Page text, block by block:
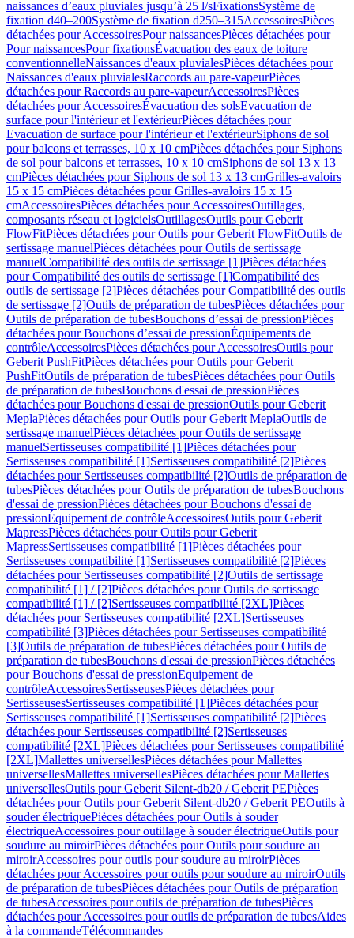
naissances d’eaux pluviales jusqu’à 25 l/sFixationsSystème de
fixation d40–200Système de fixation d250–315AccessoiresPièces
détachées pour AccessoiresPour naissancesPièces détachées pour
Pour naissancesPour fixationsÉvacuation des eaux de toiture
conventionnelleNaissances d'eaux pluvialesPièces détachées pour
Naissances d'eaux pluvialesRaccords au pare-vapeurPièces
détachées pour Raccords au pare-vapeurAccessoiresPièces
détachées pour AccessoiresÉvacuation des solsEvacuation de
surface pour l'intérieur et l'extérieurPièces détachées pour
Evacuation de surface pour l'intérieur et l'extérieurSiphons de sol
pour balcons et terrasses, 10 x 10 cmPièces détachées pour Siphons
de sol pour balcons et terrasses, 10 x 10 cmSiphons de sol 13 x 13
cmPièces détachées pour Siphons de sol 13 x 13 cmGrilles-avaloirs
15 x 15 cmPièces détachées pour Grilles-avaloirs 15 x 15
cmAccessoiresPièces détachées pour AccessoiresOutillages,
composants réseau et logicielsOutillagesOutils pour Geberit
FlowFitPièces détachées pour Outils pour Geberit FlowFitOutils de
sertissage manuelPièces détachées pour Outils de sertissage
manuelCompatibilité des outils de sertissage [1]Pièces détachées
pour Compatibilité des outils de sertissage [1]Compatibilité des
outils de sertissage [2]Pièces détachées pour Compatibilité des outils
de sertissage [2]Outils de préparation de tubesPièces détachées pour
Outils de préparation de tubesBouchons d’essai de pressionPièces
détachées pour Bouchons d’essai de pressionÉquipements de
contrôleAccessoiresPièces détachées pour AccessoiresOutils pour
Geberit PushFitPièces détachées pour Outils pour Geberit
PushFitOutils de préparation de tubesPièces détachées pour Outils
de préparation de tubesBouchons d'essai de pressionPièces
détachées pour Bouchons d'essai de pressionOutils pour Geberit
MeplaPièces détachées pour Outils pour Geberit MeplaOutils de
sertissage manuelPièces détachées pour Outils de sertissage
manuelSertisseuses compatibilité [1]Pièces détachées pour
Sertisseuses compatibilité [1]Sertisseuses compatibilité [2]Pièces
détachées pour Sertisseuses compatibilité [2]Outils de préparation de
tubesPièces détachées pour Outils de préparation de tubesBouchons
d'essai de pressionPièces détachées pour Bouchons d'essai de
pressionÉquipement de contrôleAccessoiresOutils pour Geberit
MapressPièces détachées pour Outils pour Geberit
MapressSertisseuses compatibilité [1]Pièces détachées pour
Sertisseuses compatibilité [1]Sertisseuses compatibilité [2]Pièces
détachées pour Sertisseuses compatibilité [2]Outils de sertissage
compatibilité [1] / [2]Pièces détachées pour Outils de sertissage
compatibilité [1] / [2]Sertisseuses compatibilité [2XL]Pièces
détachées pour Sertisseuses compatibilité [2XL]Sertisseuses
compatibilité [3]Pièces détachées pour Sertisseuses compatibilité
[3]Outils de préparation de tubesPièces détachées pour Outils de
préparation de tubesBouchons d'essai de pressionPièces détachées
pour Bouchons d'essai de pressionEquipement de
contrôleAccessoiresSertisseusesPièces détachées pour
SertisseusesSertisseuses compatibilité [1]Pièces détachées pour
Sertisseuses compatibilité [1]Sertisseuses compatibilité [2]Pièces
détachées pour Sertisseuses compatibilité [2]Sertisseuses
compatibilité [2XL]Pièces détachées pour Sertisseuses compatibilité
[2XL]Mallettes universellesPièces détachées pour Mallettes
universellesMallettes universellesPièces détachées pour Mallettes
universellesOutils pour Geberit Silent-db20 / Geberit PEPièces
détachées pour Outils pour Geberit Silent-db20 / Geberit PEOutils à
souder électriquePièces détachées pour Outils à souder
électriqueAccessoires pour outillage à souder électriqueOutils pour
soudure au miroirPièces détachées pour Outils pour soudure au
miroirAccessoires pour outils pour soudure au miroirPièces
détachées pour Accessoires pour outils pour soudure au miroirOutils
de préparation de tubesPièces détachées pour Outils de préparation
de tubesAccessoires pour outils de préparation de tubesPièces
détachées pour Accessoires pour outils de préparation de tubesAides
à la commandeTélécommandes